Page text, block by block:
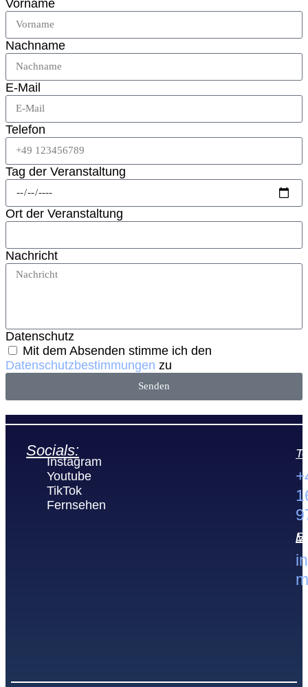
Vorname
Nachname
E-Mail
Telefon
Tag der Veranstaltung
Ort der Veranstaltung
Nachricht
Datenschutz
Mit dem Absenden stimme ich den
Datenschutzbestimmungen zu
Senden
Socials:
Instagram
Youtube
TikTok
Fernsehen
E-